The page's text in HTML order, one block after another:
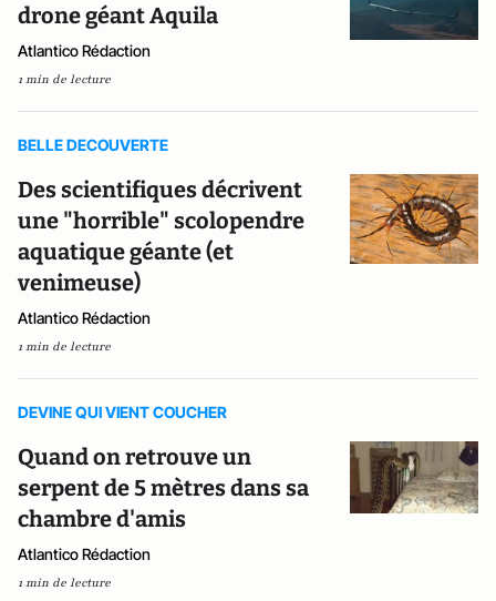
drone géant Aquila
Atlantico Rédaction
1 min de lecture
BELLE DECOUVERTE
Des scientifiques décrivent
une "horrible" scolopendre
aquatique géante (et
venimeuse)
Atlantico Rédaction
1 min de lecture
DEVINE QUI VIENT COUCHER
Quand on retrouve un
serpent de 5 mètres dans sa
chambre d'amis
Atlantico Rédaction
1 min de lecture